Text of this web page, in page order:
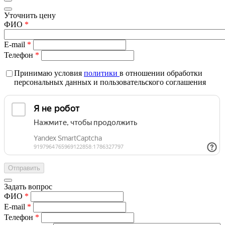
Уточнить цену
ФИО *
E-mail *
Телефон *
Принимаю условия политики в отношении обработки
персональных данных и пользовательского соглашения
Задать вопрос
ФИО *
E-mail *
Телефон *